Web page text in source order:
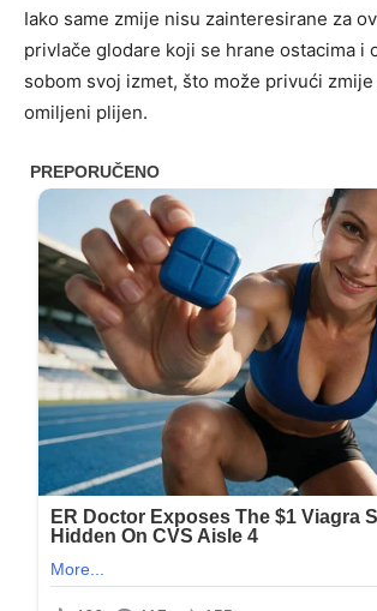
Iako same zmije nisu zainteresirane za
privlače glodare koji se hrane ostacima i
sobom svoj izmet, što može privući
omiljeni plijen.